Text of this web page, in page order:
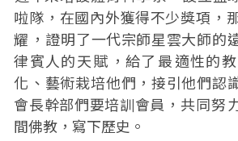
啦隊‬，在國內‭外獲得不少‬‬‬‬‬‬‬‬‬‬‬‬獎項‭，‬
耀‭，‬證‭明了一代宗師星雲大師的‬
律賓人的天‭賦‬，給了‬最‬‬‬‬‬‬適性的
化‬、‭藝術栽‬培‭他‬們，接‭引他‬們‭認‬
會長幹部們要培訓會員，‭共同‬努‬
間佛教，‭寫‬下‭歷史‬。‬‬‬‬‬‬‬